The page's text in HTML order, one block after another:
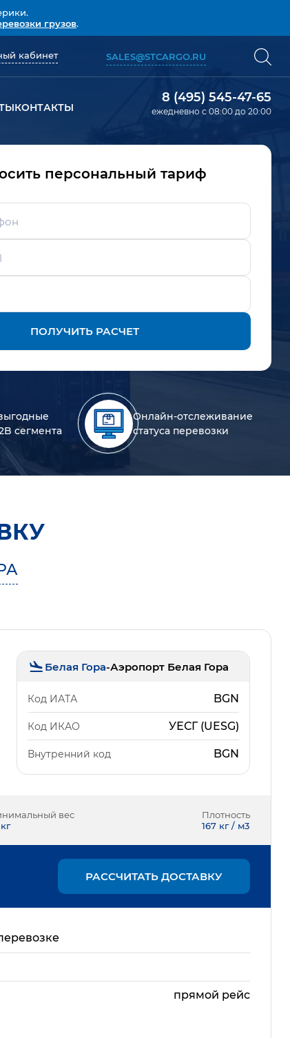
грузов.
кабинет SALES@STCARGO.RU
КОНТАКТЫ
8 (495) 545-47-65
ежедневно с 08:00 до 20:00
персональный тариф
ПОЛУЧИТЬ РАСЧЕТ
сегмента
Онлайн-отслеживание
статуса перевозки
Белая Гора-Аэропорт Белая Гора
Код ИАТА BGN
Код ИКАО УЕСГ (UESG)
Внутренний код BGN
вес
кг
Плотность
167 кг / м3
РАССЧИТАТЬ ДОСТАВКУ
прямой рейс